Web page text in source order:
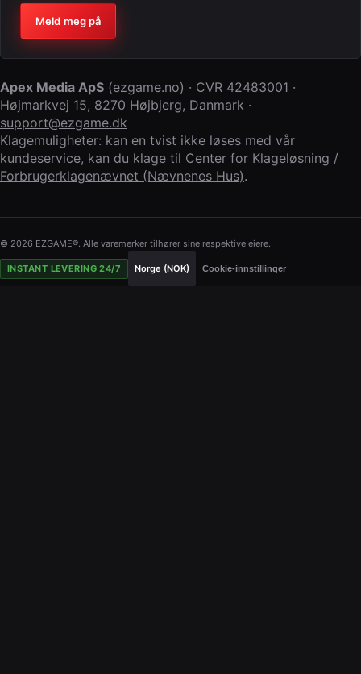
Firma (la feltet stå tomt)
Meld meg på
Apex Media ApS (ezgame.no) · CVR 42483001 ·
Højmarkvej 15, 8270 Højbjerg, Danmark ·
support@ezgame.dk
Klagemuligheter: kan en tvist ikke løses med vår
kundeservice, kan du klage til Center for Klageløsning /
Forbrugerklagenævnet (Nævnenes Hus).
© 2026 EZGAME®. Alle varemerker tilhører sine respektive eiere.
INSTANT LEVERING 24/7 Norge (NOK) Cookie-innstillinger